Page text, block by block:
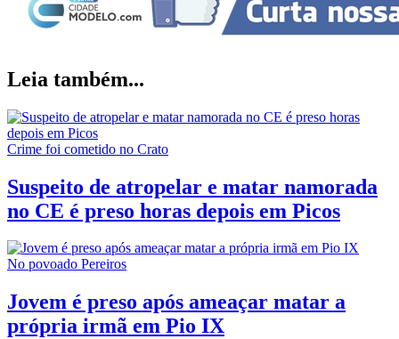
Leia também...
Crime foi cometido no Crato
Suspeito de atropelar e matar namorada
no CE é preso horas depois em Picos
No povoado Pereiros
Jovem é preso após ameaçar matar a
própria irmã em Pio IX